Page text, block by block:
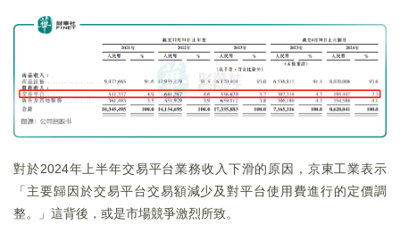
對於2024年上半年交易平台業務收入下滑的原因，京東工業表示
「主要歸因於交易平台交易額減少及對平台使用費進行的定價調
整。」這背後，或是市場競爭激烈所致。